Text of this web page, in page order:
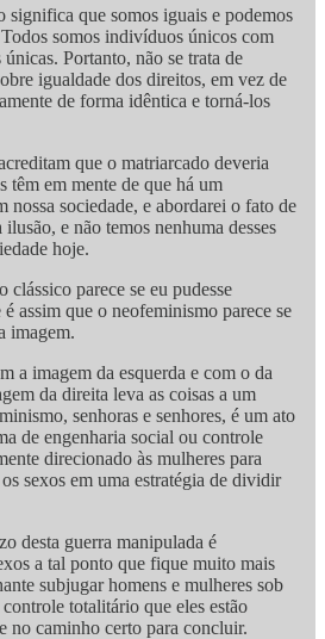
significa que somos iguais e podemos
somos indivíduos únicos com
Portanto, não se trata de
igualdade dos direitos, em vez de
de forma idêntica e torná-los
que o matriarcado deveria
têm em mente de que há um
nossa sociedade, e abordarei o fato de
e não temos nenhuma desses
hoje.
clássico parece se eu pudesse
assim que o neofeminismo parece se
imagem.
a imagem da esquerda e com o da
da direita leva as coisas a um
senhoras e senhores, é um ato
de engenharia social ou controle
direcionado às mulheres para
sexos em uma estratégia de dividir
desta guerra manipulada é
a tal ponto que fique muito mais
subjugar homens e mulheres sob
totalitário que eles estão
no caminho certo para concluir.